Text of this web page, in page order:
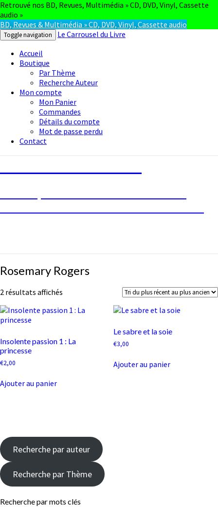
Retrouvé nos BD, Revues, Multimédia » CD, DVD, Vinyl, Cassette
audio »
BD, Revues & Multimédia » CD, DVD, Vinyl, Cassette audio
Toggle navigation
Le Carrousel du Livre
Accueil
Boutique
Par Thème
Recherche Auteur
Mon compte
Mon Panier
Commandes
Détails du compte
Mot de passe perdu
Contact
Rosemary
Rogers
Rosemary Rogers
2 résultats affichés
plus
plus
Insolente passion 1 : La
princesse
€2,00
Ajouter au panier
Le sabre et la soie
€3,00
Ajouter au panier
Recherche par auteur
Recherche par Thème
Recherche par mots clés